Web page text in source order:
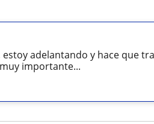
adelantando y hace que
importante...